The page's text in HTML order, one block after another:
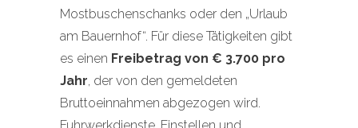
Mostbuschenschanks oder den „Urlaub
am Bauernhof“. Für diese Tätigkeiten gibt
es einen Freibetrag von € 3.700 pro
Jahr, der von den gemeldeten
Bruttoeinnahmen abgezogen wird.